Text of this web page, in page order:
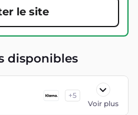
le site
disponibles
+5
Voir plus